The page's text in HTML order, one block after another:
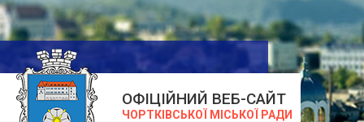
ОФІЦІЙНИЙ ВЕБ-САЙТ
ЧОРТКІВСЬКОЇ МІСЬКОЇ РАДИ